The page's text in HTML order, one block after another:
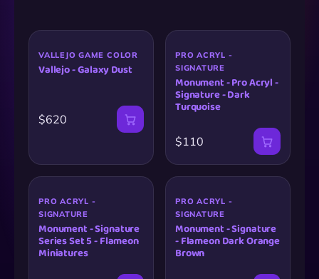
VALLEJO GAME COLOR
Vallejo - Galaxy Dust
$620
PRO ACRYL -
SIGNATURE
Monument - Pro Acryl -
Signature - Dark
Turquoise
$110
PRO ACRYL -
SIGNATURE
Monument - Signature
Series Set 5 - Flameon
Miniatures
PRO ACRYL -
SIGNATURE
Monument - Signature
- Flameon Dark Orange
Brown